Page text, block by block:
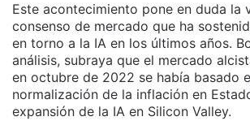
Este acontecimiento pone en duda la
consenso de mercado que ha
en torno a la IA en los últimos años.
análisis, subraya que el mercado
en octubre de 2022 se había basado
normalización de la inflación en
expansión de la IA en Silicon Valley.